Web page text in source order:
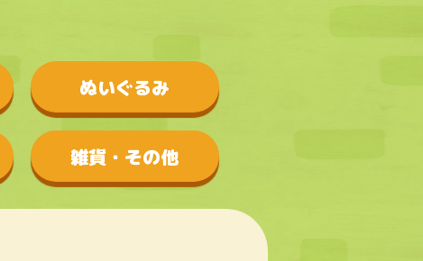
ぬいぐるみ
雑貨・その他